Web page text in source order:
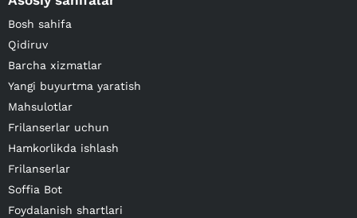
Bosh sahifa
Qidiruv
Barcha xizmatlar
Yangi buyurtma yaratish
Mahsulotlar
Frilanserlar uchun
Hamkorlikda ishlash
Frilanserlar
Soffia Bot
Foydalanish shartlari